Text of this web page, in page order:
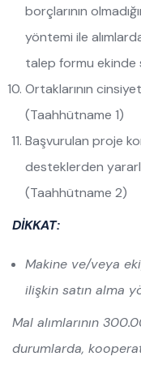
borçlarının
yöntemi ile
talep formu ekinde
Ortaklarının
(Taahhütname 1)
Başvurulan proje
desteklerden
(Taahhütname 2)
DİKKAT:
Makine ve/veya
ilişkin satın alma
Mal alımlarının
durumlarda,